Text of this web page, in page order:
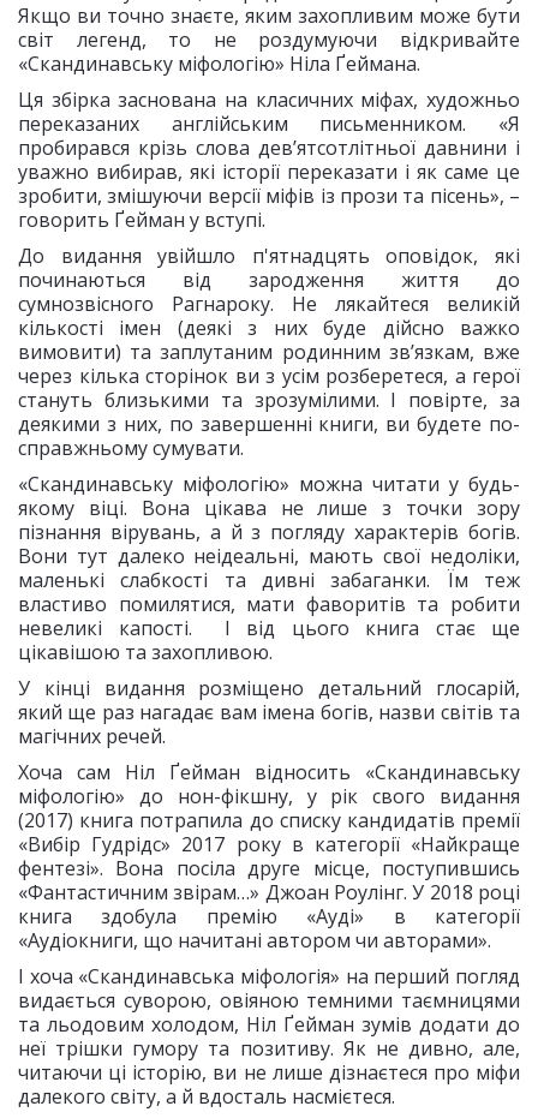
Якщо ви точно знаєте, яким захопливим може бути
світ легенд, то не роздумуючи відкривайте
«Скандинавську міфологію» Ніла Ґеймана.
Ця збірка заснована на класичних міфах, художньо
переказаних англійським письменником. «Я
пробирався крізь слова дев’ятсотлітньої давнини і
уважно вибирав, які історії переказати і як саме це
зробити, змішуючи версії міфів із прози та пісень», –
говорить Ґейман у вступі.
До видання увійшло п'ятнадцять оповідок, які
починаються від зародження життя до
сумнозвісного Рагнароку. Не лякайтеся великій
кількості імен (деякі з них буде дійсно важко
вимовити) та заплутаним родинним зв’язкам, вже
через кілька сторінок ви з усім розберетеся, а герої
стануть близькими та зрозумілими. І повірте, за
деякими з них, по завершенні книги, ви будете по-
справжньому сумувати.
«Скандинавську міфологію» можна читати у будь-
якому віці. Вона цікава не лише з точки зору
пізнання вірувань, а й з погляду характерів богів.
Вони тут далеко неідеальні, мають свої недоліки,
маленькі слабкості та дивні забаганки. Їм теж
властиво помилятися, мати фаворитів та робити
невеликі капості. І від цього книга стає ще
цікавішою та захопливою.
У кінці видання розміщено детальний глосарій,
який ще раз нагадає вам імена богів, назви світів та
магічних речей.
Хоча сам Ніл Ґейман відносить «Скандинавську
міфологію» до нон-фікшну, у рік свого видання
(2017) книга потрапила до списку кандидатів премії
«Вибір Гудрідс» 2017 року в категорії «Найкраще
фентезі». Вона посіла друге місце, поступившись
«Фантастичним звірам…» Джоан Роулінг. У 2018 році
книга здобула премію «Ауді» в категорії
«Аудіокниги, що начитані автором чи авторами».
І хоча «Скандинавська міфологія» на перший погляд
видається суворою, овіяною темними таємницями
та льодовим холодом, Ніл Ґейман зумів додати до
неї трішки гумору та позитиву. Як не дивно, але,
читаючи ці історію, ви не лише дізнаєтеся про міфи
далекого світу, а й вдосталь насмієтеся.